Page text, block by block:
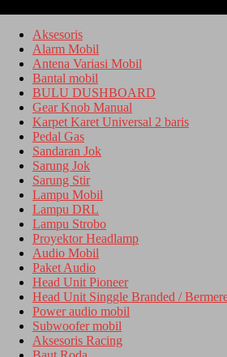
Aksesoris
Alarm Mobil
Antena Variasi Mobil
Bantal mobil
BULU DUSHBOARD
Gear Knob Manual
Karpet Karet Universal 2 baris
Pedal Gas
Sandaran Jok
Sarung Jok
Sarung Stir
Lampu Mobil
Lampu DRL
Lampu Strobo
Proyektor Headlamp
Audio Mobil
Paket Audio
Head Unit Pioneer
Head Unit Singgle Branded /
Power audio mobil
Subwoofer mobil
Aksesoris Racing